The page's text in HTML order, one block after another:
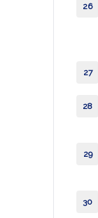
26
27
28
29
30